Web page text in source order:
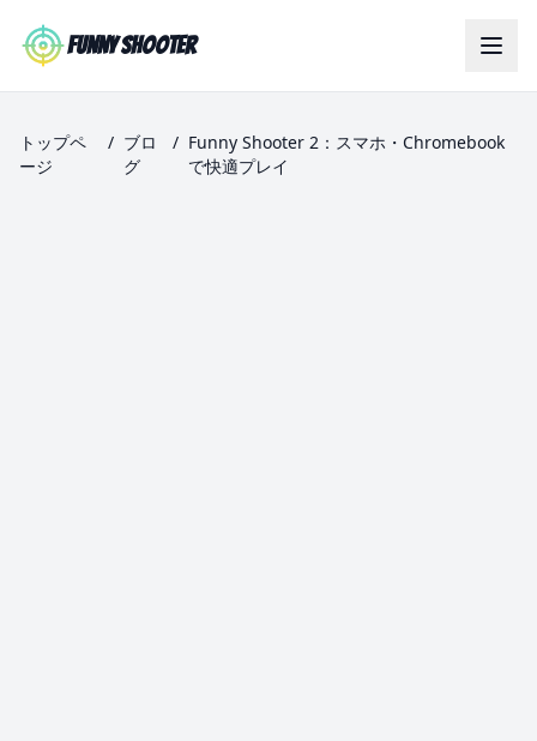
Funny Shooter
トップペ
ージ
/ ブロ
グ
/ Funny Shooter 2：スマホ・Chromebook
で快適プレイ